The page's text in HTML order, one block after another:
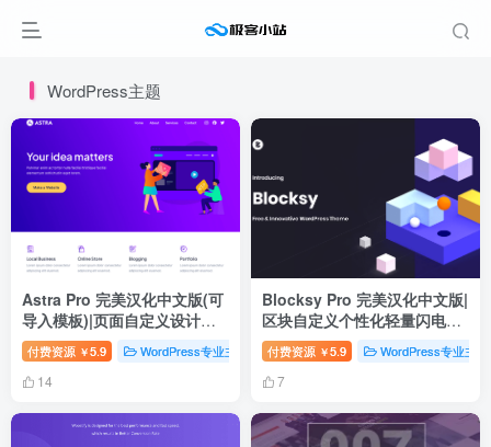
WordPress主题
Astra Pro 完美汉化中文版(可
导入模板)|页面自定义设计轻
量简洁WordPress主题
付费资源 ￥5.9 WordPress专业主题 WordPress主题 WordPress汉化
14
Blocksy Pro 完美汉化中文版|
区块自定义个性化轻量闪电快
速WordPress主题
付费资源 ￥5.9 WordPress专业主题
7